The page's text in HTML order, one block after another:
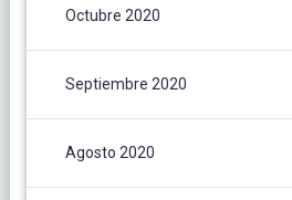
Octubre 2020
Septiembre 2020
Agosto 2020